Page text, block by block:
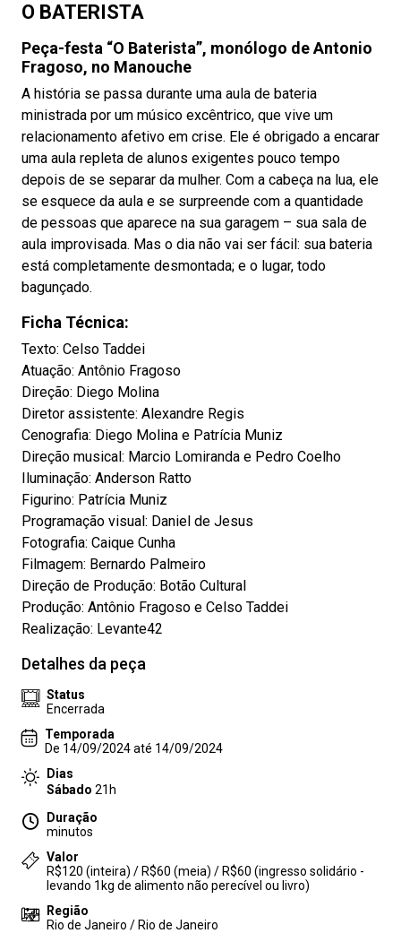
O BATERISTA
Peça-festa “O Baterista”, monólogo de Antonio
Fragoso, no Manouche
A história se passa durante uma aula de bateria
ministrada por um músico excêntrico, que vive um
relacionamento afetivo em crise. Ele é obrigado a encarar
uma aula repleta de alunos exigentes pouco tempo
depois de se separar da mulher. Com a cabeça na lua, ele
se esquece da aula e se surpreende com a quantidade
de pessoas que aparece na sua garagem – sua sala de
aula improvisada. Mas o dia não vai ser fácil: sua bateria
está completamente desmontada; e o lugar, todo
bagunçado.
Ficha Técnica:
Texto: Celso Taddei
Atuação: Antônio Fragoso
Direção: Diego Molina
Diretor assistente: Alexandre Regis
Cenografia: Diego Molina e Patrícia Muniz
Direção musical: Marcio Lomiranda e Pedro Coelho
Iluminação: Anderson Ratto
Figurino: Patrícia Muniz
Programação visual: Daniel de Jesus
Fotografia: Caique Cunha
Filmagem: Bernardo Palmeiro
Direção de Produção: Botão Cultural
Produção: Antônio Fragoso e Celso Taddei
Realização: Levante42
Detalhes da peça
Status
Encerrada
Temporada
De 14/09/2024 até 14/09/2024
Dias
Sábado 21h
Duração
minutos
Valor
R$120 (inteira) / R$60 (meia) / R$60 (ingresso solidário -
levando 1kg de alimento não perecível ou livro)
Região
Rio de Janeiro / Rio de Janeiro